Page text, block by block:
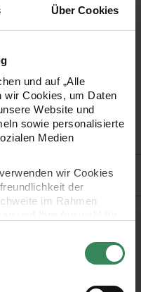
Über Cookies
und auf „Alle
wir Cookies, um Daten
Website und
sowie personalisierte
Medien
wir Cookies
der
im Rahmen
jederzeit über den
der Seite
eine glatte Oberfläche
Stricken wird dadurch